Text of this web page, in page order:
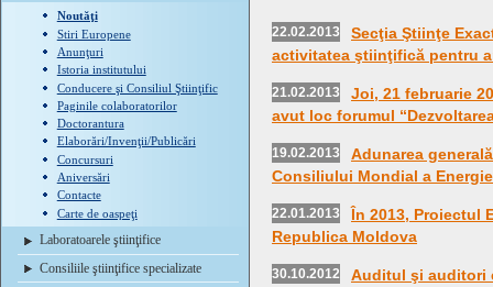
Noutăţi
Stiri Europene
Anunţuri
Istoria institutului
Conducere şi Consiliul Ştiinţific
Paginile colaboratorilor
Doctorantura
Elaborări/Invenţii/Publicări
Concursuri
Aniversări
Contacte
Carte de oaspeţi
Laboratoarele ştiinţifice
Consiliile ştiinţifice specializate
22.02.2013
Secţia Ştiinţe
activitatea ştiinţifică pentru
21.02.2013
Joi, 21 februarie
avut loc forumul
19.02.2013
Adunarea
Consiliului Mondial a
22.01.2013
În 2013, Proiectul
Republica Moldova
30.10.2012 Auditul şi auditori